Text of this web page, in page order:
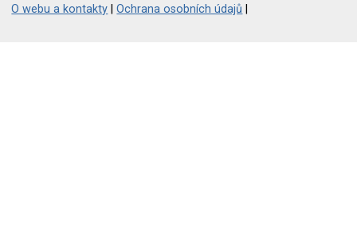
O webu a kontakty |Ochrana osobních údajů